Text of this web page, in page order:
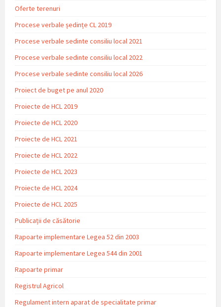
Oferte terenuri
Procese verbale ședințe CL 2019
Procese verbale sedinte consiliu local 2021
Procese verbale sedinte consiliu local 2022
Procese verbale sedinte consiliu local 2026
Proiect de buget pe anul 2020
Proiecte de HCL 2019
Proiecte de HCL 2020
Proiecte de HCL 2021
Proiecte de HCL 2022
Proiecte de HCL 2023
Proiecte de HCL 2024
Proiecte de HCL 2025
Publicații de căsătorie
Rapoarte implementare Legea 52 din 2003
Rapoarte implementare Legea 544 din 2001
Rapoarte primar
Registrul Agricol
Regulament intern aparat de specialitate primar